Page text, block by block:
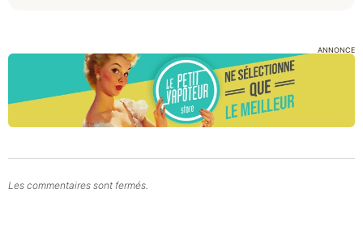
ANNONCE
Les commentaires sont fermés.